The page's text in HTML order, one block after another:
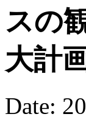
スの
大計
Date: